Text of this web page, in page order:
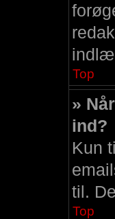
Top
»
ind?
Kun
til.
Top